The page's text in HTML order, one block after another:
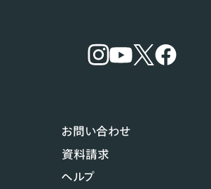
お問い合わせ
資料請求
ヘルプ